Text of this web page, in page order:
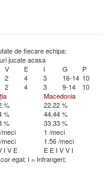
de fiecare echipa:
jucate acasa
V E I G
P
2 4 3 16-14 10
2 4 3 9-14
10
Macedonia
%
22.22 %
%
44.44 %
%
33.33 %
meci
1 /meci
meci
1.56 /meci
I V E E E I VV I
egal; I = Infrangeri;